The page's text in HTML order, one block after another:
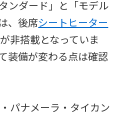
ンダード」と「モデル
、後席シートヒーター
非搭載となっていま
装備が変わる点は確認
パナメーラ・タイカン